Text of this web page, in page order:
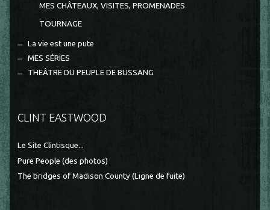
MES CHÂTEAUX, VISITES, PROMENADES
TOURNAGE
La vie est une pute
MES SÉRIES
THEÂTRE DU PEUPLE DE BUSSANG
CLINT EASTWOOD
Le Site Clintisque...
Pure People (des photos)
The bridges of Madison County (Ligne de fuite)